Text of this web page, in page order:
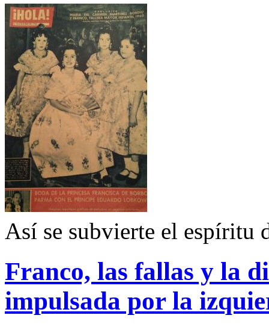
Así se subvierte el espíritu
Franco, las fallas y la
impulsada por la